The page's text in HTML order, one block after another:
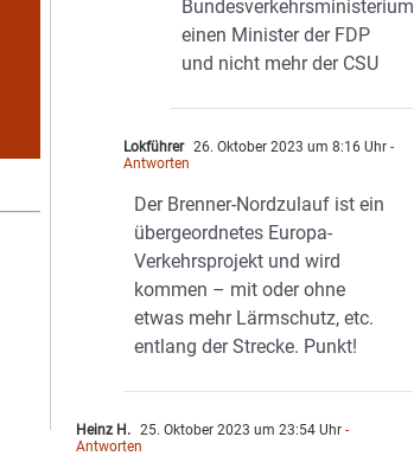
Bundesverkehrsministerium
einen Minister der FDP
und nicht mehr der CSU
Lokführer 26. Oktober 2023 um 8:16 Uhr -
Antworten
Der Brenner-Nordzulauf ist ein
übergeordnetes Europa-
Verkehrsprojekt und wird
kommen – mit oder ohne
etwas mehr Lärmschutz, etc.
entlang der Strecke. Punkt!
Heinz H. 25. Oktober 2023 um 23:54 Uhr -
Antworten